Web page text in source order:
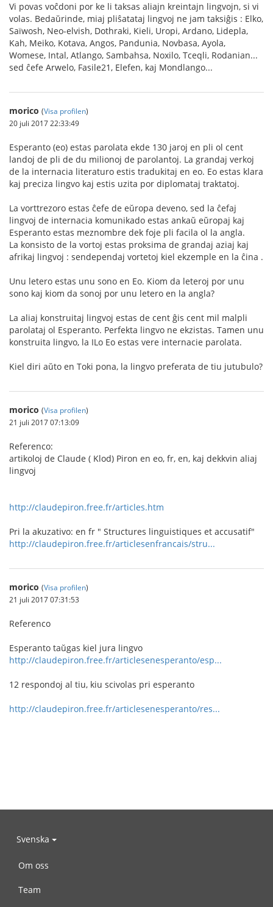
Vi povas voĉdoni por ke li taksas aliajn kreintajn lingvojn, si vi
volas. Bedaŭrinde, miaj pliŝatataj lingvoj ne jam taksiĝis : Elko,
Saïwosh, Neo-elvish, Dothraki, Kieli, Uropi, Ardano, Lidepla,
Kah, Meiko, Kotava, Angos, Pandunia, Novbasa, Ayola,
Womese, Intal, Atlango, Sambahsa, Noxilo, Tceqli, Rodanian...
sed ĉefe Arwelo, Fasile21, Elefen, kaj Mondlango...
morico (Visa profilen)
20 juli 2017 22:33:49
Esperanto (eo) estas parolata ekde 130 jaroj en pli ol cent
landoj de pli de du milionoj de parolantoj. La grandaj verkoj
de la internacia literaturo estis tradukitaj en eo. Eo estas klara
kaj preciza lingvo kaj estis uzita por diplomataj traktatoj.
La vorttrezoro estas ĉefe de eŭropa deveno, sed la ĉefaj
lingvoj de internacia komunikado estas ankaŭ eŭropaj kaj
Esperanto estas meznombre dek foje pli facila ol la angla.
La konsisto de la vortoj estas proksima de grandaj aziaj kaj
afrikaj lingvoj : sendependaj vortetoj kiel ekzemple en la ĉina .
Unu letero estas unu sono en Eo. Kiom da leteroj por unu
sono kaj kiom da sonoj por unu letero en la angla?
La aliaj konstruitaj lingvoj estas de cent ĝis cent mil malpli
parolataj ol Esperanto. Perfekta lingvo ne ekzistas. Tamen unu
konstruita lingvo, la ILo Eo estas vere internacie parolata.
Kiel diri aŭto en Toki pona, la lingvo preferata de tiu jutubulo?
morico (Visa profilen)
21 juli 2017 07:13:09
Referenco:
artikoloj de Claude ( Klod) Piron en eo, fr, en, kaj dekkvin aliaj
lingvoj
http://claudepiron.free.fr/articles.htm
Pri la akuzativo: en fr " Structures linguistiques et accusatif"
http://claudepiron.free.fr/articlesenfrancais/stru...
morico (Visa profilen)
21 juli 2017 07:31:53
Referenco
Esperanto taŭgas kiel jura lingvo
http://claudepiron.free.fr/articlesenesperanto/esp...
12 respondoj al tiu, kiu scivolas pri esperanto
http://claudepiron.free.fr/articlesenesperanto/res...
Svenska
Om oss
Team